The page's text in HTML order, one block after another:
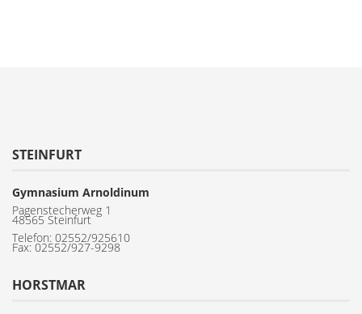
STEINFURT
Gymnasium Arnoldinum
Pagenstecherweg 1
48565 Steinfurt
Telefon: 02552/925610
Fax: 02552/927-9298
HORSTMAR